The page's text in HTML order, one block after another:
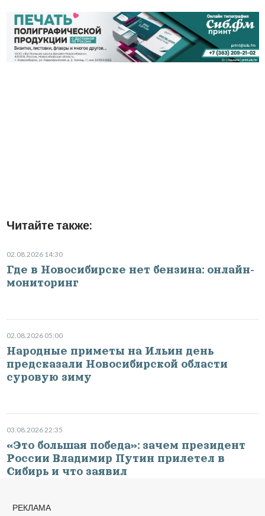
Читайте также:
02.08.2026 14:30
Где в Новосибирске нет бензина: онлайн-
мониторинг
02.08.2026 05:00
Народные приметы на Ильин день
предсказали Новосибирской области
суровую зиму
03.08.2026 22:35
«Это большая победа»: зачем президент
России Владимир Путин прилетел в
Сибирь и что заявил
РЕКЛАМА